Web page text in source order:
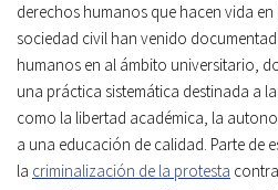
derechos humanos que hacen vida
sociedad civil han venido
humanos en al ámbito universitario,
una práctica sistemática destinada a
como la libertad académica, la
a una educación de calidad. Parte de
la criminalización de la protesta